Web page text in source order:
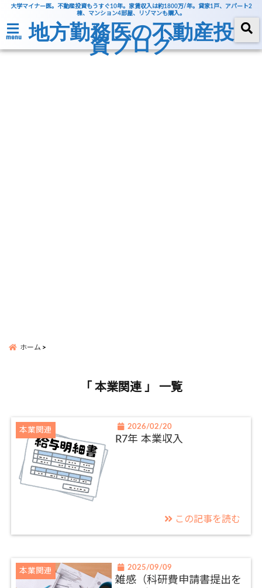
大学マイナー医。不動産投資もうすぐ10年。家賃収入は約1800万/年。貸家1戸、アパート2
棟、マンション4部屋、リゾマンも購入。
menu 地方勤務医の不動産投
資ブログ
ホーム
「 本業関連 」 一覧
本業関連 2026/02/20
R7年 本業収入
この記事を読む
本業関連 2025/09/09
雑感（科研費申請書提出を